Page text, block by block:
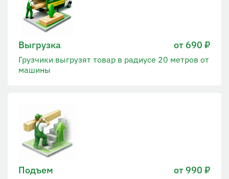
Выгрузка от 690 ₽
Грузчики выгрузят товар в радиусе 20 метров от
машины
Подъем от 990 ₽